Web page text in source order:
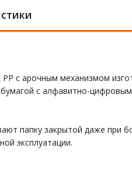
РР с арочным механизмом
с алфавитно-
папку закрытой даже при
эксплуатации.